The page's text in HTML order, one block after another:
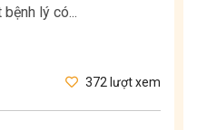
lý có...
372 lượt xem